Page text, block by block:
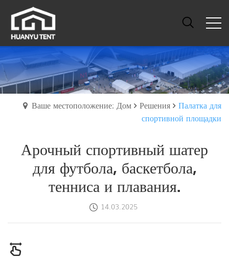
Ваше местоположение: Дом Решения
Палатка для
спортивной площадки
Арочный спортивный шатер
для футбола, баскетбола,
тенниса и плавания.
14.03.2025